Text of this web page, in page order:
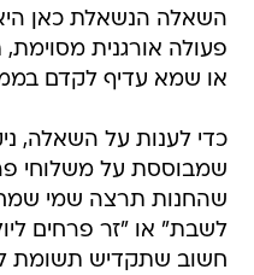
השאלה הנשאלת כאן
פעולה אורגנית
או שמא עדיף לקדם
כדי לענות על השאלה,
שמבוססת על משלוחי
שהחנות תרצה שמי
לשבת" או "זר פרחים
חשוב שתקדיש תשומת